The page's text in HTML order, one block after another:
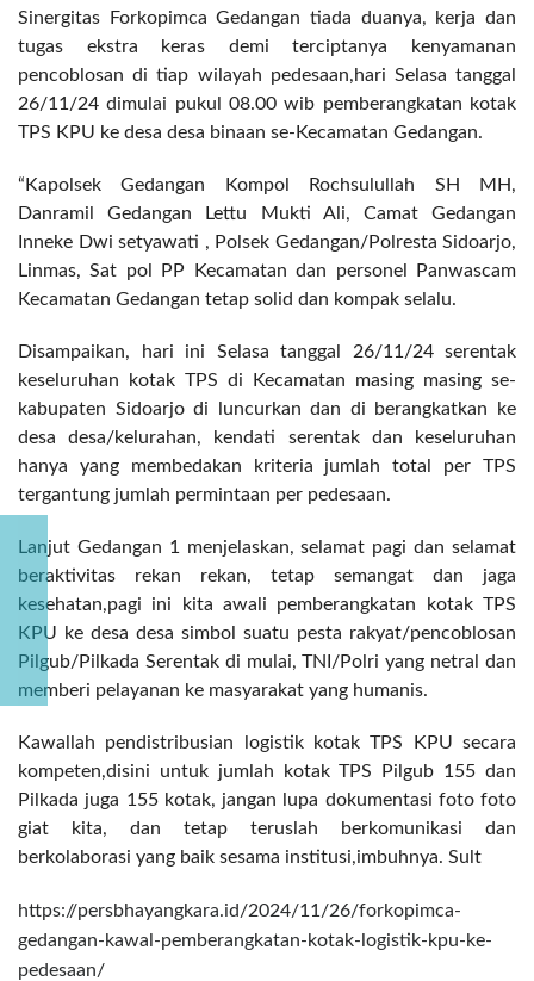
Sinergitas Forkopimca Gedangan tiada duanya, kerja dan
tugas ekstra keras demi terciptanya kenyamanan
pencoblosan di tiap wilayah pedesaan,hari Selasa tanggal
26/11/24 dimulai pukul 08.00 wib pemberangkatan kotak
TPS KPU ke desa desa binaan se-Kecamatan Gedangan.
“Kapolsek Gedangan Kompol Rochsulullah SH MH,
Danramil Gedangan Lettu Mukti Ali, Camat Gedangan
Inneke Dwi setyawati , Polsek Gedangan/Polresta Sidoarjo,
Linmas, Sat pol PP Kecamatan dan personel Panwascam
Kecamatan Gedangan tetap solid dan kompak selalu.
Disampaikan, hari ini Selasa tanggal 26/11/24 serentak
keseluruhan kotak TPS di Kecamatan masing masing se-
kabupaten Sidoarjo di luncurkan dan di berangkatkan ke
desa desa/kelurahan, kendati serentak dan keseluruhan
hanya yang membedakan kriteria jumlah total per TPS
tergantung jumlah permintaan per pedesaan.
Lanjut Gedangan 1 menjelaskan, selamat pagi dan selamat
beraktivitas rekan rekan, tetap semangat dan jaga
kesehatan,pagi ini kita awali pemberangkatan kotak TPS
KPU ke desa desa simbol suatu pesta rakyat/pencoblosan
Pilgub/Pilkada Serentak di mulai, TNI/Polri yang netral dan
memberi pelayanan ke masyarakat yang humanis.
Kawallah pendistribusian logistik kotak TPS KPU secara
kompeten,disini untuk jumlah kotak TPS Pilgub 155 dan
Pilkada juga 155 kotak, jangan lupa dokumentasi foto foto
giat kita, dan tetap teruslah berkomunikasi dan
berkolaborasi yang baik sesama institusi,imbuhnya. Sult
https://persbhayangkara.id/2024/11/26/forkopimca-
gedangan-kawal-pemberangkatan-kotak-logistik-kpu-ke-
pedesaan/